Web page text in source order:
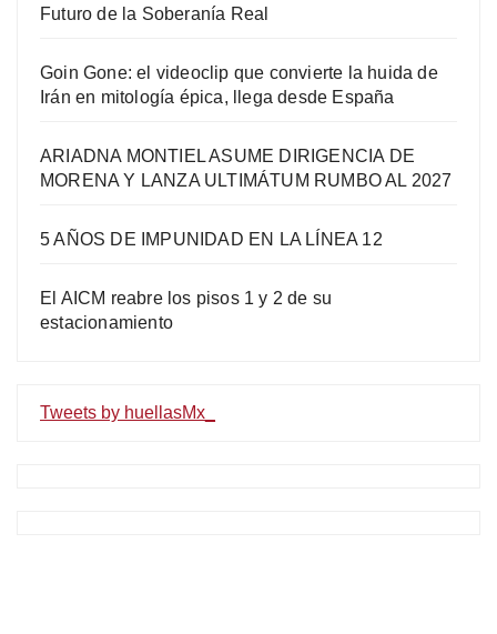
Futuro de la Soberanía Real
Goin Gone: el videoclip que convierte la huida de
Irán en mitología épica, llega desde España
ARIADNA MONTIEL ASUME DIRIGENCIA DE
MORENA Y LANZA ULTIMÁTUM RUMBO AL 2027
5 AÑOS DE IMPUNIDAD EN LA LÍNEA 12
El AICM reabre los pisos 1 y 2 de su
estacionamiento
Tweets by huellasMx_